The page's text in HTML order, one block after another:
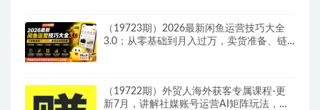
（19723期）2026最新闲鱼运营技巧大全
3.0；从零基础到月入过万，卖货准备、链
（19722期）外贸人海外获客专属课程-更
新7月，讲解社媒账号运营AI矩阵玩法，，